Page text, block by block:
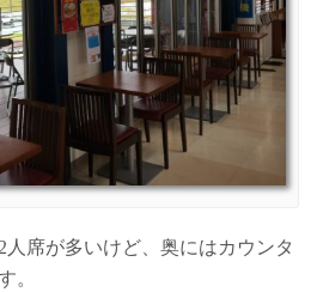
席が多いけど、奥にはカウンタ
。